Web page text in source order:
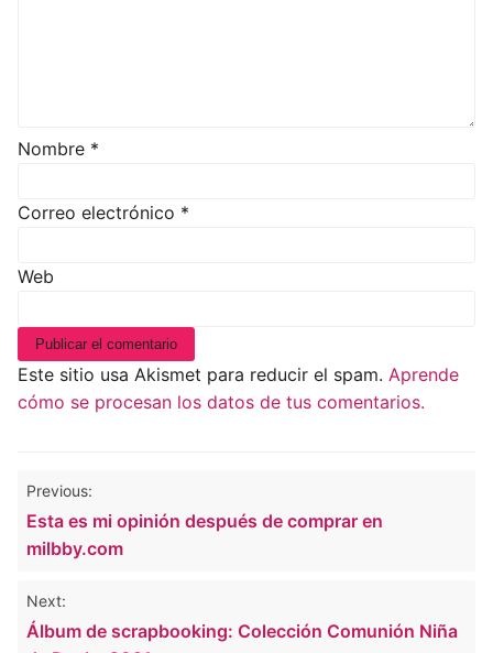
Nombre *
Correo electrónico *
Web
Este sitio usa Akismet para reducir el spam. Aprende
cómo se procesan los datos de tus comentarios.
Navegación
de
entradas
Previous:
Esta es mi opinión después de comprar en
milbby.com
Next:
Álbum de scrapbooking: Colección Comunión Niña